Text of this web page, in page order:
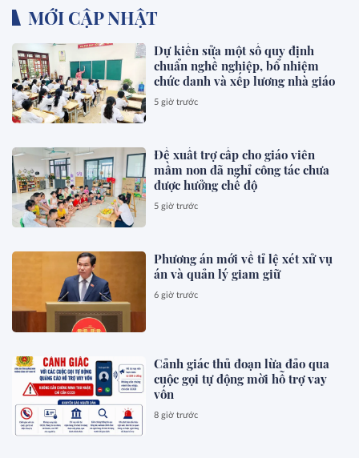
MỚI CẬP NHẬT
Dự kiến sửa một số quy định
chuẩn nghề nghiệp, bổ nhiệm
chức danh và xếp lương nhà giáo
5 giờ trước
Đề xuất trợ cấp cho giáo viên
mầm non đã nghỉ công tác chưa
được hưởng chế độ
5 giờ trước
Phương án mới về tỉ lệ xét xử vụ
án và quản lý giam giữ
6 giờ trước
Cảnh giác thủ đoạn lừa đảo qua
cuộc gọi tự động mời hỗ trợ vay
vốn
8 giờ trước